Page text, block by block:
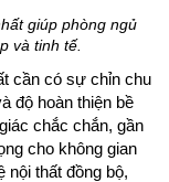
giúp phòng ngủ
và tinh tế.
cần có sự chỉn chu
độ hoàn thiện bề
chắc chắn, gần
cho không gian
nội thất đồng bộ,